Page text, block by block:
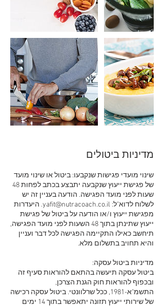
מדיניות ביטולים
שינוי מועדי פגישות שנקבעו: ביטול או שינוי מועד
של פגישת ייעוץ שנקבעה יתבצע בכתב לפחות 48
שעות לפני מועד הפגישה. הודעה בעניין זה יש
לשלוח לדוא"ל: yafit@nutracoach.co.il. היעדרות
מפגישת ייעוץ ו/או הודעה על ביטול של פגישת
ייעוץ שתינתן בתוך 48 השעות לפני מועד הפגישה,
תיחשב כאילו התקיימה הפגישה לכל דבר ועניין
ביטול עסקה תיעשה בהתאם להוראות סעיף זה
ובכפוף להוראות חוק הגנת הצרכן,
התשמ"א-1981, ככל שרלוונטי. ביטול עסקה רכישה
של שירותי ייעוץ תזונה יתאפשר בתוך 14 ימים